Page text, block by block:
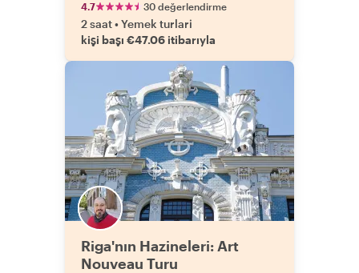
4.7 30 değerlendirme
2 saat•Yemek turlari
kişi başı €47.06 itibarıyla
Riga'nın Hazineleri: Art
Nouveau Turu